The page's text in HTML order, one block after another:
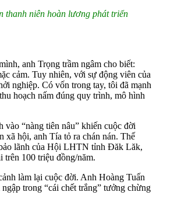
thanh niên hoàn lương phát triển
anh Trọng trầm ngâm cho biết:
cảm. Tuy nhiên, với sự động viên của
nghiệp. Có vốn trong tay, tôi đã mạnh
hoạch nấm đúng quy trình, mô hình
“nàng tiên nâu” khiến cuộc đời
xã hội, anh Tía tỏ ra chán nán. Thế
lãnh của Hội LHTN tỉnh Đăk Lăk,
trên 100 triệu đồng/năm.
làm lại cuộc đời. Anh Hoàng Tuấn
trong “cái chết trắng” tưởng chừng